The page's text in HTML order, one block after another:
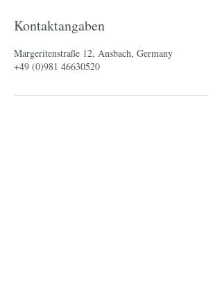
Kontaktangaben
Margeritenstraße 12, Ansbach, Germany
+49 (0)981 46630520